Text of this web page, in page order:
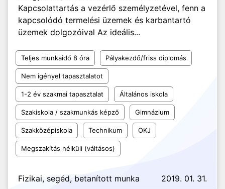
Kapcsolattartás a vezérlő személyzetével, fenn a
kapcsolódó termelési üzemek és karbantartó
üzemek dolgozóival Az ideális...
Teljes munkaidő 8 óra Pályakezdő/friss diplomás
Nem igényel tapasztalatot
1-2 év szakmai tapasztalat Általános iskola
Szakiskola / szakmunkás képző Gimnázium
Szakközépiskola Technikum OKJ
Megszakítás nélküli (váltásos)
Fizikai, segéd, betanított munka 2019. 01. 31.